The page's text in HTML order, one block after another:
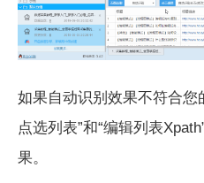
如果自动识别效果不符合您
点选列表”和“编辑列表
果。